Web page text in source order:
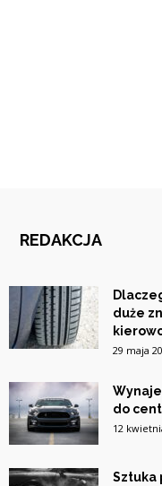
REDAKCJA
duże
29 maja
do
12
Sztuka